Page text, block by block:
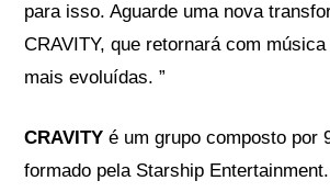
para isso. Aguarde uma nova
CRAVITY, que retornará com
mais evoluídas. ”
CRAVITY é um grupo composto por
formado pela Starship